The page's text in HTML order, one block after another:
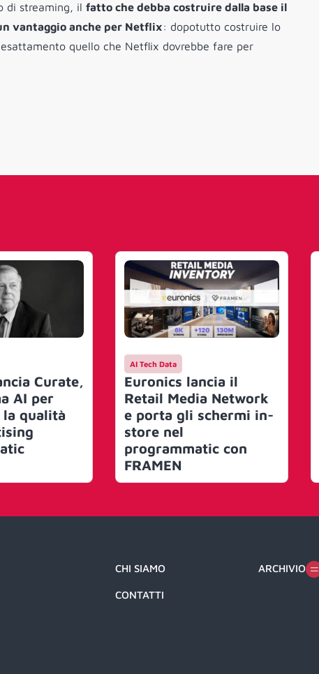
di streaming, il fatto che debba costruire dalla base il
vantaggio anche per Netflix: dopotutto costruire lo
quello che Netflix dovrebbe fare per
Curate,
AI per
qualità
AI Tech Data
Euronics lancia il
Retail Media Network
e porta gli schermi in-
store nel
programmatic con
FRAMEN
CHI SIAMO
CONTATTI
ARCHIVIO